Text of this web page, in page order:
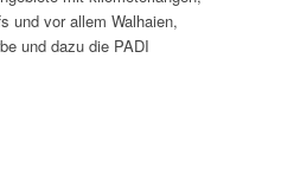
und vor allem Walhaien,
und dazu die PADI